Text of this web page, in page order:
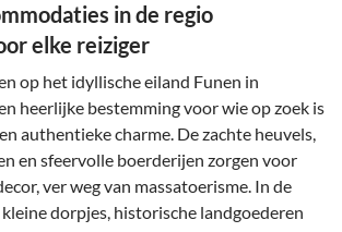
in de regio
elke reiziger
op het idyllische eiland Funen in
heerlijke bestemming voor wie op zoek is
authentieke charme. De zachte heuvels,
en sfeervolle boerderijen zorgen voor
ver weg van massatoerisme. In de
dorpjes, historische landgoederen